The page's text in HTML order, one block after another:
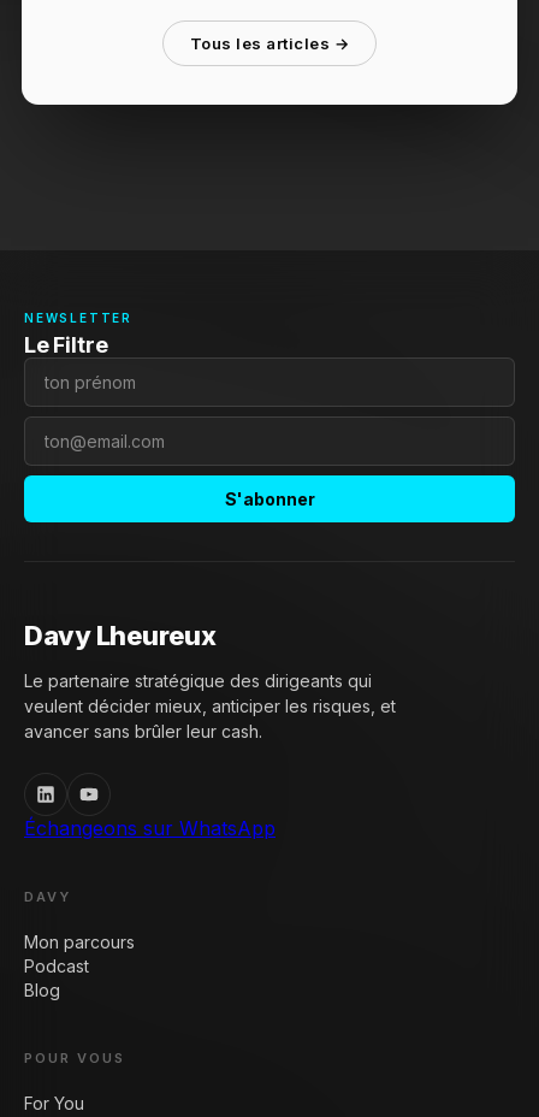
Tous les articles →
NEWSLETTER
Le Filtre
S'abonner
Davy Lheureux
Le partenaire stratégique des dirigeants qui
veulent décider mieux, anticiper les risques, et
avancer sans brûler leur cash.
Échangeons sur WhatsApp
DAVY
Mon parcours
Podcast
Blog
POUR VOUS
For You